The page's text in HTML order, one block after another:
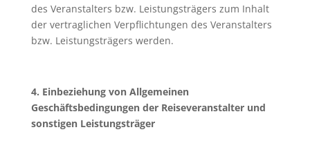
des Veranstalters bzw. Leistungsträgers zum Inhalt
der vertraglichen Verpflichtungen des Veranstalters
bzw. Leistungsträgers werden.
4. Einbeziehung von Allgemeinen
Geschäftsbedingungen der Reiseveranstalter und
sonstigen Leistungsträger